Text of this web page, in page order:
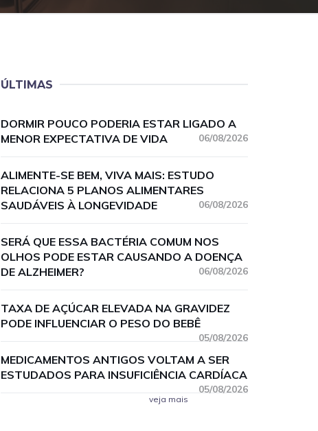
ÚLTIMAS
DORMIR POUCO PODERIA ESTAR LIGADO A
MENOR EXPECTATIVA DE VIDA
06/08/2026
ALIMENTE-SE BEM, VIVA MAIS: ESTUDO
RELACIONA 5 PLANOS ALIMENTARES
SAUDÁVEIS À LONGEVIDADE
06/08/2026
SERÁ QUE ESSA BACTÉRIA COMUM NOS
OLHOS PODE ESTAR CAUSANDO A DOENÇA
DE ALZHEIMER?
06/08/2026
TAXA DE AÇÚCAR ELEVADA NA GRAVIDEZ
PODE INFLUENCIAR O PESO DO BEBÊ
05/08/2026
MEDICAMENTOS ANTIGOS VOLTAM A SER
ESTUDADOS PARA INSUFICIÊNCIA CARDÍACA
05/08/2026
veja mais